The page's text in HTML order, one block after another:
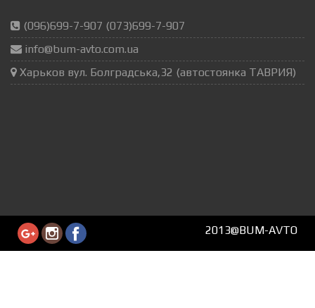
(096)699-7-907 (073)699-7-907
info@bum-avto.com.ua
Харьков вул. Болградська,32 (автостоянка ТАВРИЯ)
2013@BUM-AVTO